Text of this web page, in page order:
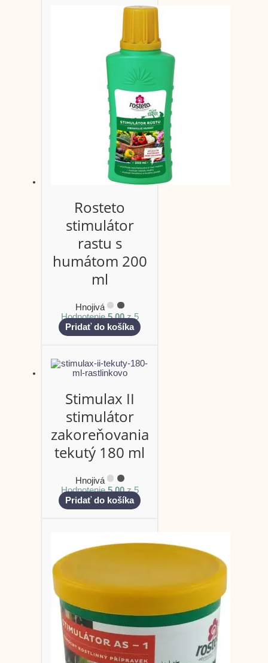
Rosteto
stimulátor
rastu s
humátom 200
ml
Hnojivá
Hodnotenie5.00z 5
Pridať do košíka
Stimulax II
stimulátor
zakoreňovania
tekutý 180 ml
Hnojivá
Hodnotenie5.00z 5
Pridať do košíka